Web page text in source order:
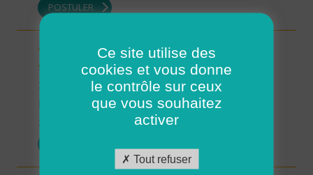
POSTULER
Auxiliaire de Vie/Accompagnant Educatif et Social
sur ROSCOFF (H/F)
29 - Finistère
Possibilité de CDI ou CDD
Ce site utilise des
cookies et vous donne
le contrôle sur ceux
que vous souhaitez
activer
Tout refuser